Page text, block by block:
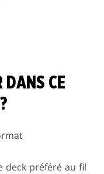
DANS CE
deck préféré au fil